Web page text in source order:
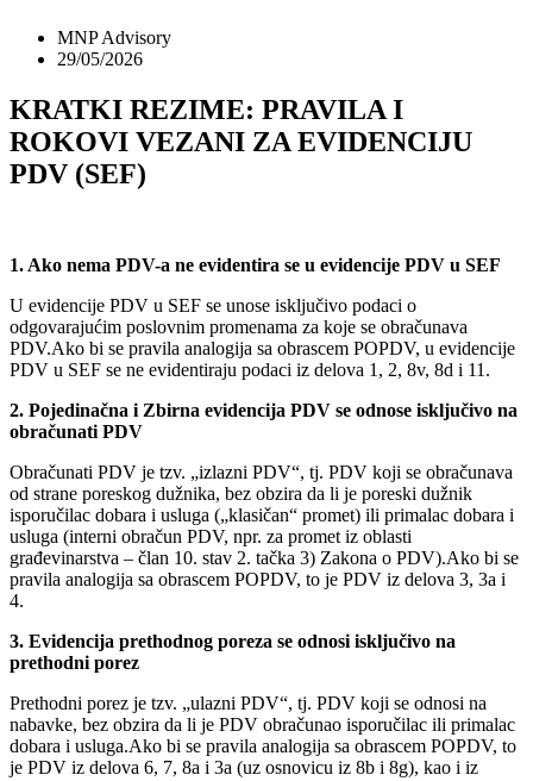
MNP Advisory
29/05/2026
KRATKI REZIME: PRAVILA I
ROKOVI VEZANI ZA EVIDENCIJU
PDV (SEF)
1. Ako nema PDV-a ne evidentira se u evidencije PDV u SEF
U evidencije PDV u SEF se unose isključivo podaci o
odgovarajućim poslovnim promenama za koje se obračunava
PDV.Ako bi se pravila analogija sa obrascem POPDV, u evidencije
PDV u SEF se ne evidentiraju podaci iz delova 1, 2, 8v, 8d i 11.
2. Pojedinačna i Zbirna evidencija PDV se odnose isključivo na
obračunati PDV
Obračunati PDV je tzv. „izlazni PDV“, tj. PDV koji se obračunava
od strane poreskog dužnika, bez obzira da li je poreski dužnik
isporučilac dobara i usluga („klasičan“ promet) ili primalac dobara i
usluga (interni obračun PDV, npr. za promet iz oblasti
građevinarstva – član 10. stav 2. tačka 3) Zakona o PDV).Ako bi se
pravila analogija sa obrascem POPDV, to je PDV iz delova 3, 3a i
4.
3. Evidencija prethodnog poreza se odnosi isključivo na
prethodni porez
Prethodni porez je tzv. „ulazni PDV“, tj. PDV koji se odnosi na
nabavke, bez obzira da li je PDV obračunao isporučilac ili primalac
dobara i usluga.Ako bi se pravila analogija sa obrascem POPDV, to
je PDV iz delova 6, 7, 8a i 3a (uz osnovicu iz 8b i 8g), kao i iz